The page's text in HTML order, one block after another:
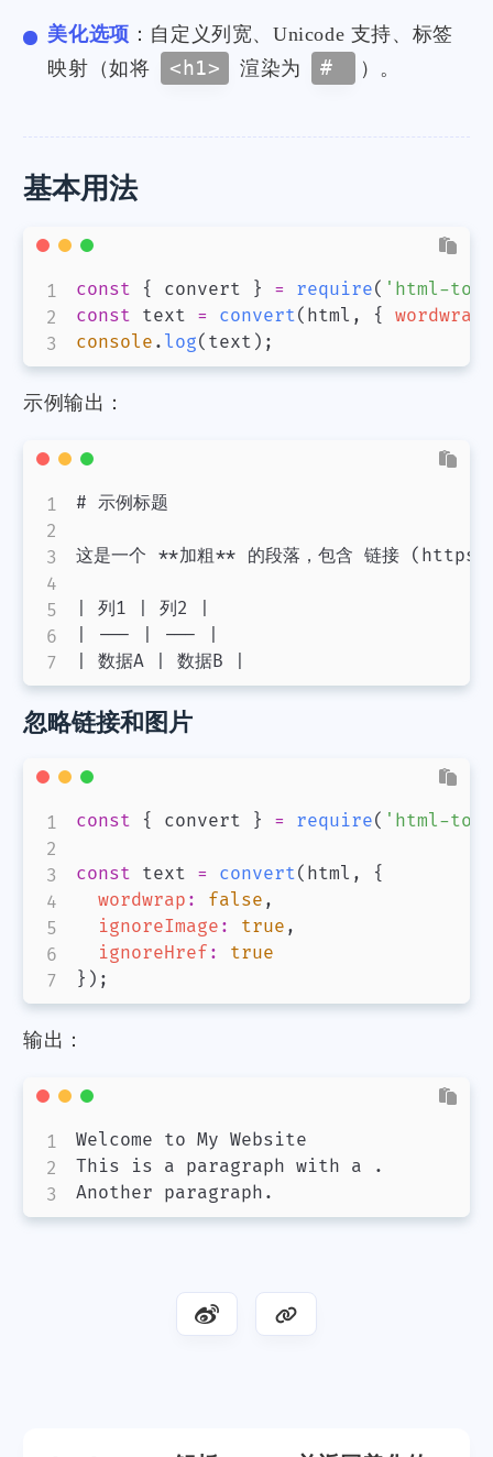
美化选项 ：自定义列宽、Unicode 支持、标签
映射（如将
<h1> 渲染为 # ）。
基本用法
const { convert } = require( 'html-to-
const text = convert( html , { wordwrap
console . log( text ) ;
示例输出：
# 示例标题
这是一个 **加粗** 的段落，包含 链接
| 列1 | 列2 |
| --- | --- |
| 数据A | 数据B |
忽略链接和图片
const { convert } = require( 'html-to-
const text = convert( html ,
{
wordwrap : false ,
ignoreImage : true ,
ignoreHref :
true
} ) ;
输出：
Welcome to My Website
This is a paragraph with a .
Another paragraph.